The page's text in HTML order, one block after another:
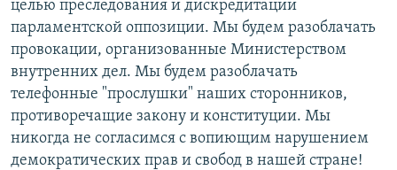
целью преследования и дискредитации
парламентской оппозиции. Мы будем разоблачать
провокации, организованные Министерством
внутренних дел. Мы будем разоблачать
телефонные "прослушки" наших сторонников,
противоречащие закону и конституции. Мы
никогда не согласимся с вопиющим нарушением
демократических прав и свобод в нашей стране!